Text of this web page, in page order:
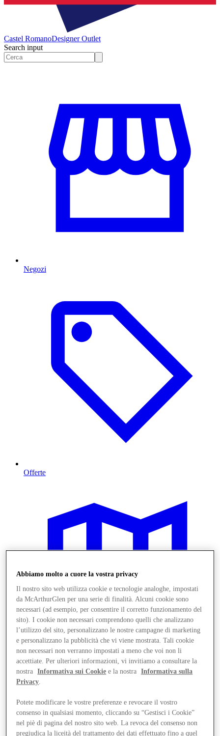
Castel RomanoDesigner Outlet
Search input
Negozi
Offerte
Vieni a trovarci
Abbiamo molto a cuore la vostra privacy
Il nostro sito web utilizza cookie e tecnologie analoghe, impostati
da McArthurGlen per una serie di finalità. Alcuni cookie sono
necessari (ad esempio, per consentire il corretto funzionamento del
sito). I cookie non necessari comprendono quelli che analizzano
l’utilizzo del sito, personalizzano le nostre campagne di marketing
e personalizzano la pubblicità che vi viene mostrata. Tali cookie
non necessari non verranno impostati a meno che voi non li
accettiate. Per ulteriori informazioni, vi invitiamo a consultare la
nostra
Informativa sui Cookie e la nostra
Informativa sulla
Privacy.
Potete modificare le vostre preferenze e revocare il vostro
consenso in qualsiasi momento, cliccando su “Gestisci i Cookie”
nel piè di pagina del nostro sito web. La revoca del consenso non
pregiudica la liceità del trattamento dei dati effettuato fino a quel